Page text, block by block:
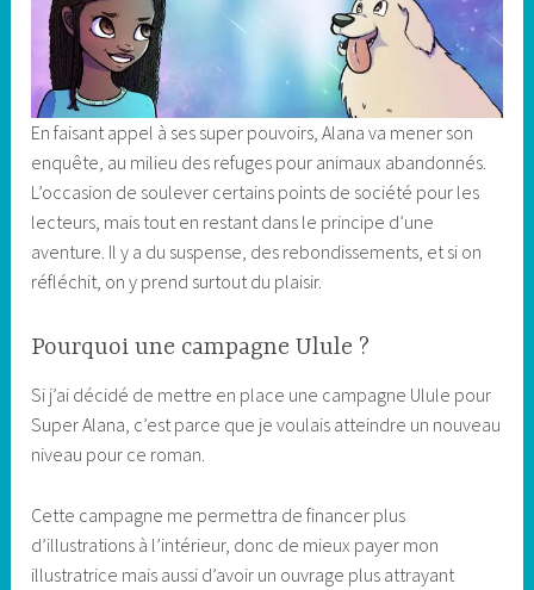
En faisant appel à ses super pouvoirs, Alana va mener son
enquête, au milieu des refuges pour animaux abandonnés.
L’occasion de soulever certains points de société pour les
lecteurs, mais tout en restant dans le principe d’une
aventure. Il y a du suspense, des rebondissements, et si on
réfléchit, on y prend surtout du plaisir.
Pourquoi une campagne Ulule ?
Si j’ai décidé de mettre en place une campagne Ulule pour
Super Alana, c’est parce que je voulais atteindre un nouveau
niveau pour ce roman.
Cette campagne me permettra de financer plus
d’illustrations à l’intérieur, donc de mieux payer mon
illustratrice mais aussi d’avoir un ouvrage plus attrayant